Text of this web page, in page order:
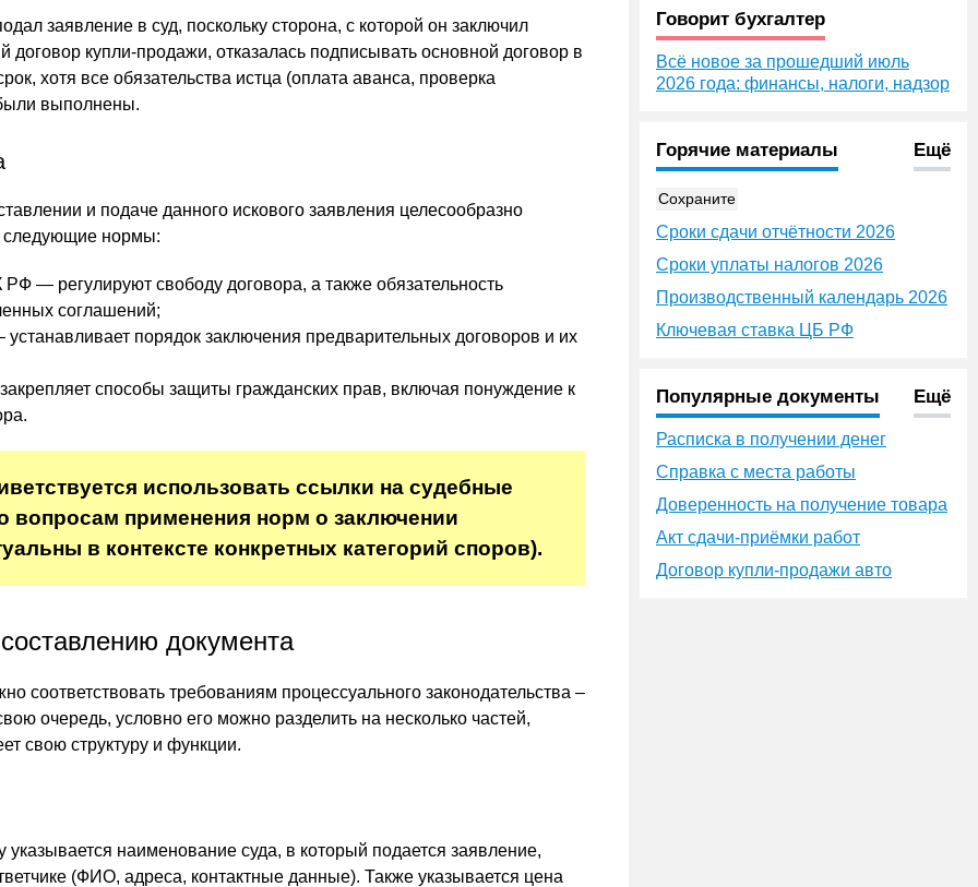
заявление в суд, поскольку сторона, с которой он заключил
договор купли-продажи, отказалась подписывать основной договор в
хотя все обязательства истца (оплата аванса, проверка
выполнены.
и подаче данного искового заявления целесообразно
следующие нормы:
РФ — регулируют свободу договора, а также обязательность
соглашений;
порядок заключения предварительных договоров и их
способы защиты гражданских прав, включая понуждение к
использовать ссылки на судебные
вопросам применения норм о заключении
в контексте конкретных категорий споров).
документа
соответствовать требованиям процессуального законодательства –
очередь, условно его можно разделить на несколько частей,
свою структуру и функции.
наименование суда, в который подается заявление,
(ФИО, адреса, контактные данные). Также указывается цена
Говорит бухгалтер
Всё новое за прошедший июль
2026 года: финансы, налоги, надзор
Горячие материалы Ещё
Сохраните
Сроки сдачи отчётности 2026
Сроки уплаты налогов 2026
Производственный календарь 2026
Ключевая ставка ЦБ РФ
Популярные документы Ещё
Расписка в получении денег
Справка с места работы
Доверенность на получение товара
Акт сдачи-приёмки работ
Договор купли-продажи авто